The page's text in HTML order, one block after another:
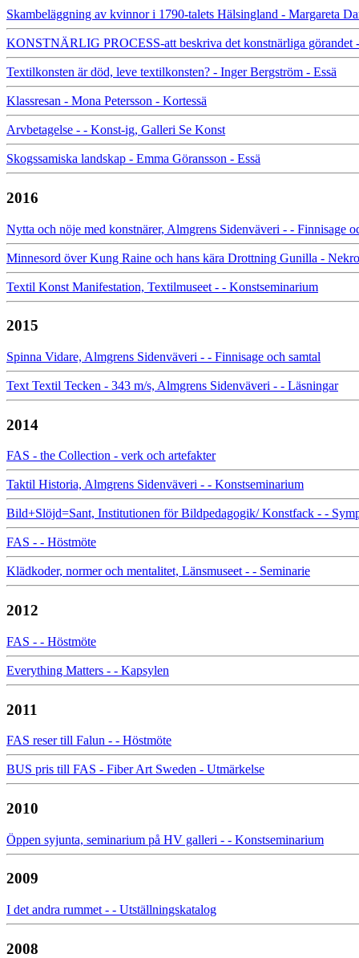
Skambeläggning av kvinnor i 1790-talets Hälsingland - Margareta
KONSTNÄRLIG PROCESS-att beskriva det konstnärliga görandet
Textilkonsten är död, leve textilkonsten? - Inger Bergström - Essä
Klassresan - Mona Petersson - Kortessä
Arvbetagelse - - Konst-ig, Galleri Se Konst
Skogssamiska landskap - Emma Göransson - Essä
2016
Nytta och nöje med konstnärer, Almgrens Sidenväveri - - Finnisage
Minnesord över Kung Raine och hans kära Drottning Gunilla -
Textil Konst Manifestation, Textilmuseet - - Konstseminarium
2015
Spinna Vidare, Almgrens Sidenväveri - - Finnisage och samtal
Text Textil Tecken - 343 m/s, Almgrens Sidenväveri - - Läsningar
2014
FAS - the Collection - verk och artefakter
Taktil Historia, Almgrens Sidenväveri - - Konstseminarium
Bild+Slöjd=Sant, Institutionen för Bildpedagogik/ Konstfack - -
FAS - - Höstmöte
Klädkoder, normer och mentalitet, Länsmuseet - - Seminarie
2012
FAS - - Höstmöte
Everything Matters - - Kapsylen
2011
FAS reser till Falun - - Höstmöte
BUS pris till FAS - Fiber Art Sweden - Utmärkelse
2010
Öppen syjunta, seminarium på HV galleri - - Konstseminarium
2009
I det andra rummet - - Utställningskatalog
2008